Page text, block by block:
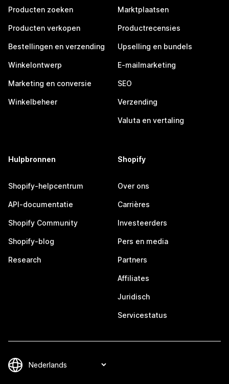
Producten zoeken
Producten verkopen
Bestellingen en verzending
Winkelontwerp
Marketing en conversie
Winkelbeheer
Marktplaatsen
Productrecensies
Upselling en bundels
E-mailmarketing
SEO
Verzending
Valuta en vertaling
Hulpbronnen
Shopify-helpcentrum
API-documentatie
Shopify Community
Shopify-blog
Research
Shopify
Over ons
Carrières
Investeerders
Pers en media
Partners
Affiliates
Juridisch
Servicestatus